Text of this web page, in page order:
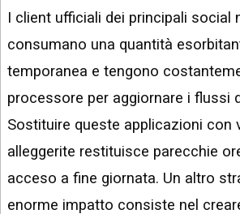
I client ufficiali dei principali social
consumano una quantità
temporanea e tengono
processore per aggiornare i flussi
Sostituire queste applicazioni con
alleggerite restituisce parecchie
acceso a fine giornata. Un altro
enorme impatto consiste nel